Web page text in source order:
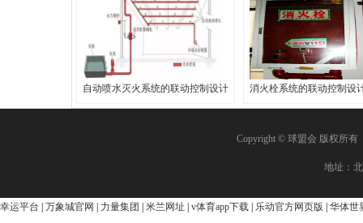
自动喷水灭火系统的联动控制设计 消火栓系统的联动控制设
Copyright © 球盟会 版权所有
地址：
幸运平台 万象城官网 力量集团 米兰网址 v体育app下载 乐动官方网页版 华体世